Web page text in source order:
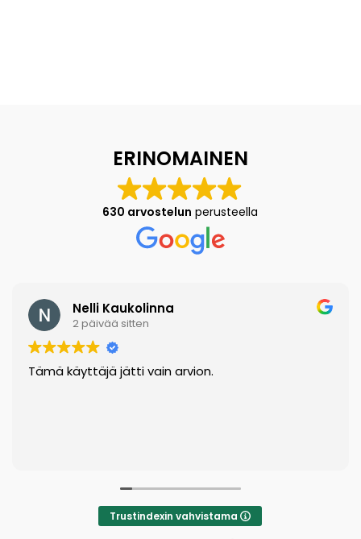
ERINOMAINEN
630 arvostelun perusteella
Nelli Kaukolinna
2 päivää sitten
Tämä käyttäjä jätti vain arvion.
Trustindexin vahvistama